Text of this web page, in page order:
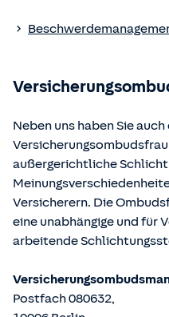
Die berufsrechtlichen
eingesehen und abgerufen
Neben uns haben Sie
außergerichtliche
Versicherern. Die
eine unabhängige und für
arbeitende
Postfach 080632,